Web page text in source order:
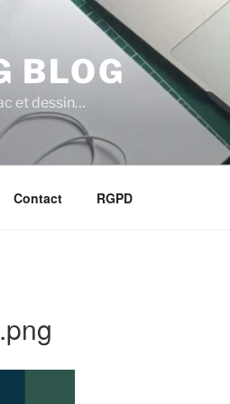
BLOG
et dessin…
Contact RGPD